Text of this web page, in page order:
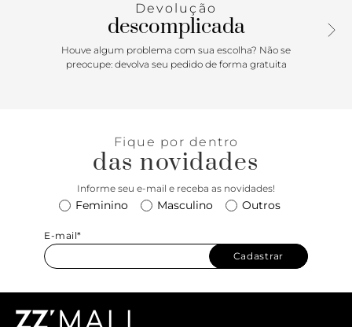
no cabedal, traz aplicação de duas tirinhas afiveladas
laterais - sobre a gáspea - e outra tirinha afivelada na
transversal do peito de pé, com detalhe em costura
pespontada e delicada no contorno das tiras. Com palmilha
hora de compor o visual para todos os momentos, do office
ao lazer. Comfy e elegante, as tirinhas afiveladas no cabedal
Devolução
descomplicada
Houve algum problema com sua escolha? Não se
preocupe: devolva seu pedido de forma gratuita
Fique por dentro
das novidades
Informe seu e-mail e receba as novidades!
Feminino Masculino Outros
E-mail*
Cadastrar